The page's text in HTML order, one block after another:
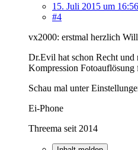
15. Juli 2015 um 16:56
#4
vx2000: erstmal herzlich
Dr.Evil hat schon Recht
Kompression Fotoauflösung
Schau mal unter
Ei-Phone
Threema seit 2014